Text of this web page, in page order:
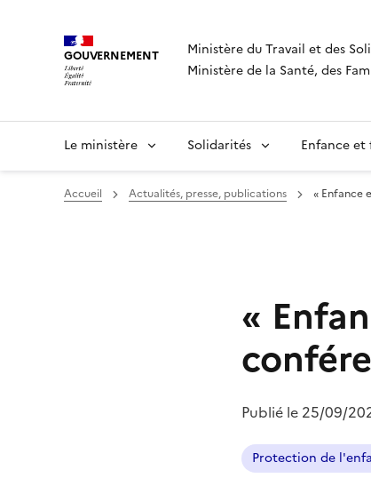
GOUVERNEMENT
Ministère du Travail et des
Ministère de la Santé, des
Le ministère Solidarités Enfance et
Accueil Actualités, presse, publications « Enfance
«
Publié le 25/09/
Protection de